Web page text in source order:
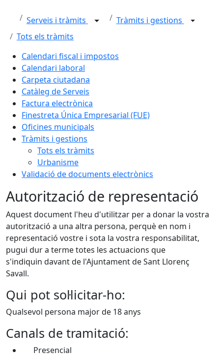
Serveis i tràmits
Tràmits i gestions
Tots els tràmits
Calendari fiscal i impostos
Calendari laboral
Carpeta ciutadana
Catàleg de Serveis
Factura electrònica
Finestreta Única Empresarial (FUE)
Oficines municipals
Tràmits i gestions
Tots els tràmits
Urbanisme
Validació de documents electrònics
Autorització de representació
Aquest document l'heu d'utilitzar per a donar la vostra
autorització a una altra persona, perquè en nom i
representació vostre i sota la vostra responsabilitat,
pugui dur a terme totes les actuacions que
s'indiquin davant de l'Ajuntament de Sant Llorenç
Savall.
Qui pot sol·licitar-ho:
Qualsevol persona major de 18 anys
Canals de tramitació:
Presencial